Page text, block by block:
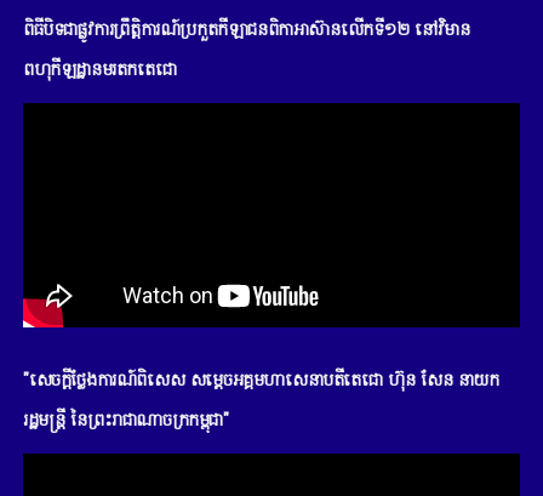
ពិធីបិទជាផ្លូវការព្រឹត្តិការណ៍ប្រកួតកីឡាជនពិកាអាស៊ានលើកទី១២ នៅវិមាន
ពហុកីឡដ្ឋានមរតកតេជោ
"សេចក្តីថ្លែងការណ៍ពិសេស សម្តេចអគ្គមហាសេនាបតីតេជោ ហ៊ុន សែន នាយក
រដ្ឋមន្រ្តី នៃព្រះរាជាណាចក្រកម្ពុជា"